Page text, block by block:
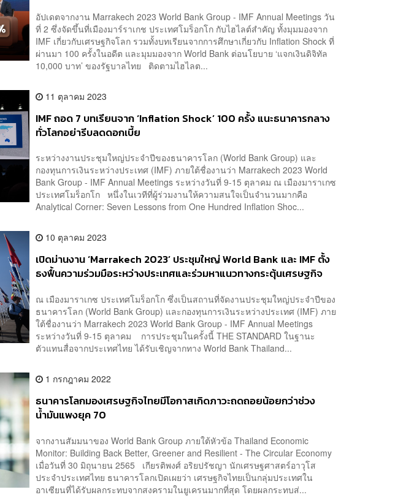
อัปเดตจากงาน Marrakech 2023 World Bank Group - IMF Annual Meetings วัน
ที่ 2 ซึ่งจัดขึ้นที่เมืองมาร์ราเกช ประเทศโมร็อกโก กับไฮไลต์สำคัญ ทั้งมุมมองจาก
IMF เกี่ยวกับเศรษฐกิจโลก รวมทั้งบทเรียนจากการศึกษาเกี่ยวกับ Inflation Shock ที่
ผ่านมา 100 ครั้งในอดีต และมุมมองจาก World Bank ต่อนโยบาย ‘แจกเงินดิจิทัล
10,000 บาท’ ของรัฐบาลไทย ติดตามไฮไลต...
11 ตุลาคม 2023
IMF ถอด 7 บทเรียนจาก ‘Inflation Shock’ 100 ครั้ง แนะธนาคารกลาง
ทั่วโลกอย่ารีบลดดอกเบี้ย
ระหว่างงานประชุมใหญ่ประจำปีของธนาคารโลก (World Bank Group) และ
กองทุนการเงินระหว่างประเทศ (IMF) ภายใต้ชื่องานว่า Marrakech 2023 World
Bank Group - IMF Annual Meetings ระหว่างวันที่ 9-15 ตุลาคม ณ เมืองมาราเกซ
ประเทศโมร็อกโก หนึ่งในเวทีที่ผู้ร่วมงานให้ความสนใจเป็นจำนวนมากคือ
Analytical Corner: Seven Lessons from One Hundred Inflation Shoc...
10 ตุลาคม 2023
เปิดม่านงาน ‘Marrakech 2023’ ประชุมใหญ่ World Bank และ IMF ตั้ง
ธงฟื้นความร่วมมือระหว่างประเทศและร่วมหาแนวทางกระตุ้นเศรษฐกิจ
ณ เมืองมาราเกซ ประเทศโมร็อกโก ซึ่งเป็นสถานที่จัดงานประชุมใหญ่ประจำปีของ
ธนาคารโลก (World Bank Group) และกองทุนการเงินระหว่างประเทศ (IMF) ภาย
ใต้ชื่องานว่า Marrakech 2023 World Bank Group - IMF Annual Meetings
ระหว่างวันที่ 9-15 ตุลาคม การประชุมในครั้งนี้ THE STANDARD ในฐานะ
ตัวแทนสื่อจากประเทศไทย ได้รับเชิญจากทาง World Bank Thailand...
1 กรกฎาคม 2022
ธนาคารโลกมองเศรษฐกิจไทยมีโอกาสเกิดภาวะถดถอยน้อยกว่าช่วง
น้ำมันแพงยุค 70
จากงานสัมมนาของ World Bank Group ภายใต้หัวข้อ Thailand Economic
Monitor: Building Back Better, Greener and Resilient - The Circular Economy
เมื่อวันที่ 30 มิถุนายน 2565 เกียรติพงศ์ อริยปรัชญา นักเศรษฐศาสตร์อาวุโส
ประจำประเทศไทย ธนาคารโลกเปิดเผยว่า เศรษฐกิจไทยเป็นกลุ่มประเทศใน
อาเซียนที่ได้รับผลกระทบจากสงครามในยูเครนมากที่สุด โดยผลกระทบส่...